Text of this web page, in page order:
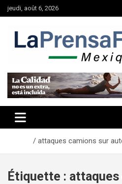
Aller
au
jeudi, août 6, 2026
attaques camions sur
Étiquette : attaques